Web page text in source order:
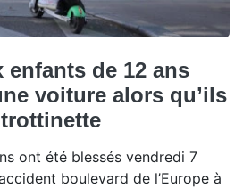
de 12 ans
voiture alors qu’ils
ont été blessés vendredi 7
boulevard de l’Europe à